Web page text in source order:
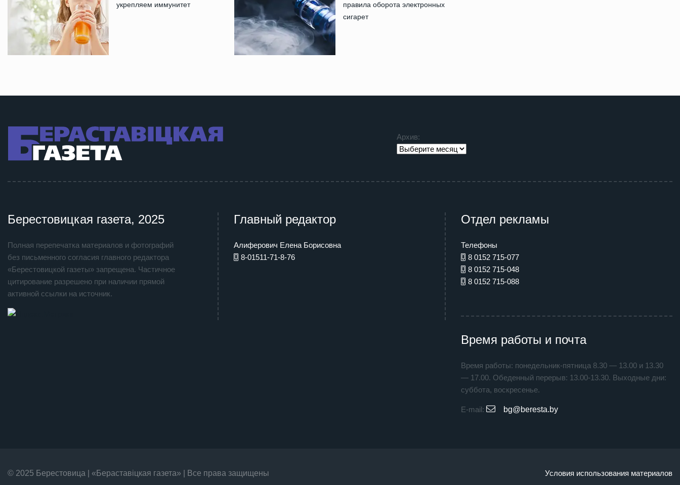
укрепляем иммунитет
правила оборота электронных
сигарет
Архив:
Берестовицкая газета, 2025
Полная перепечатка материалов и фотографий
без письменного согласия главного редактора
«Берестовицкой газеты» запрещена. Частичное
цитирование разрешено при наличии прямой
активной ссылки на источник.
Главный редактор
Алиферович Елена Борисовна
8-01511-71-8-76
Отдел рекламы
Телефоны
8 0152 715-077
8 0152 715-048
8 0152 715-088
Время работы и почта
Время работы: понедельник-пятница 8.30 — 13.00 и 13.30
— 17.00. Обеденный перерыв: 13.00-13.30. Выходные дни:
суббота, воскресенье.
E-mail: bg@beresta.by
© 2025 Берестовица | «Бераставiцкая газета» | Все права защищены Условия использования материалов